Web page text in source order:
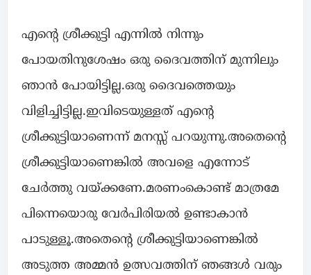
എന്റെ ശ്രീക്കുട്ടി എന്നിൽ നിന്നും
പോയതിനുശേഷം ഒരു ദൈവത്തിന് മുന്നിലും
ഞാൻ പോയിട്ടില്ല.ഒരു ദൈവത്തെയും
വിളിച്ചിട്ടില്ല.ഇവിടെയുള്ളത് എന്റെ
ശ്രീക്കുട്ടിയാണെന്ന് മനസ്സ് പറയുന്നു.അതെന്റെ
ശ്രീക്കുട്ടിയാണെങ്കിൽ അവളെ എന്നോട്
ചേർത്തു വയ്ക്കണേ.മരണംകൊണ്ട് മാത്രമേ
പിന്നെയൊരു വേർപിരിയൽ ഉണ്ടാകാൻ
പാടുള്ളൂ.അതെന്റെ ശ്രീക്കുട്ടിയാണെങ്കിൽ
അടുത്ത അമ്മൻ ഉത്സവത്തിന് ഞങ്ങൾ വരും